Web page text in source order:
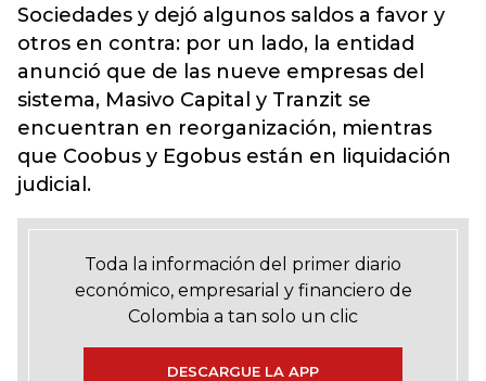
Sociedades y dejó algunos saldos a favor y
otros en contra: por un lado, la entidad
anunció que de las nueve empresas del
sistema, Masivo Capital y Tranzit se
encuentran en reorganización, mientras
que Coobus y Egobus están en liquidación
judicial.
Toda la información del primer diario
económico, empresarial y financiero de
Colombia a tan solo un clic
DESCARGUE LA APP